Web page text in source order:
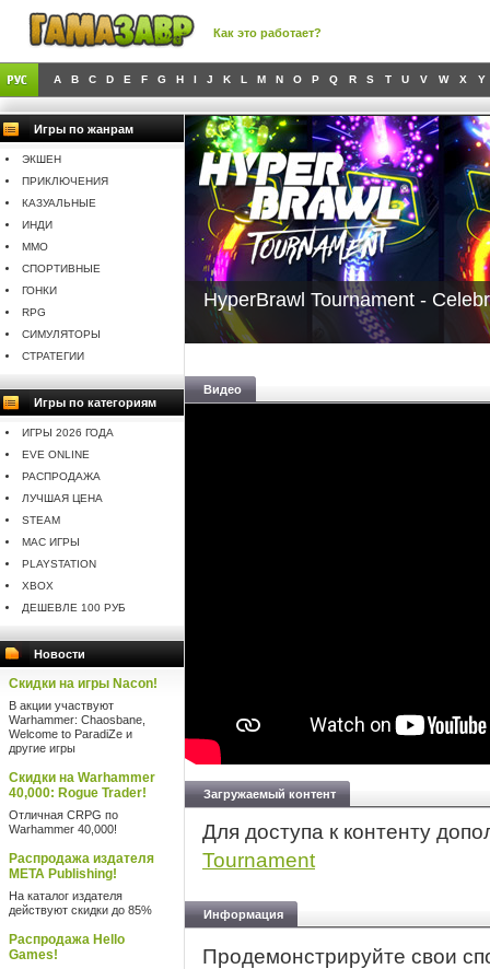
Как это работает?
A B C D E F G H I J K L M N O P Q R S T U V W X Y
Игры по жанрам
ЭКШЕН
ПРИКЛЮЧЕНИЯ
КАЗУАЛЬНЫЕ
ИНДИ
MMO
СПОРТИВНЫЕ
ГОНКИ
RPG
СИМУЛЯТОРЫ
СТРАТЕГИИ
Игры по категориям
ИГРЫ 2026 ГОДА
EVE ONLINE
РАСПРОДАЖА
ЛУЧШАЯ ЦЕНА
STEAM
MAC ИГРЫ
PLAYSTATION
XBOX
ДЕШЕВЛЕ 100 РУБ
Новости
Скидки на игры Nacon!
В акции участвуют
Warhammer: Chaosbane,
Welcome to ParadiZe и
другие игры
Скидки на Warhammer
40,000: Rogue Trader!
Отличная CRPG по
Warhammer 40,000!
Распродажа издателя
META Publishing!
На каталог издателя
действуют скидки до 85%
Распродажа Hello
Games!
HyperBrawl Tournament -
Видео
Загружаемый контент
Для доступа к контенту
Tournament
Информация
Продемонстрируйте свои